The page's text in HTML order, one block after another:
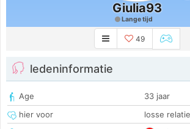
Giulia93
Lange tijd
49
ledeninformatie
Age
33 jaar
hier voor
losse relatie